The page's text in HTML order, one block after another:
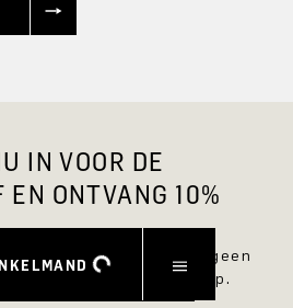
IN VOOR DE
ONTVANG 10%
op de hoogte en mis je geen
de DRYKORN online shop.